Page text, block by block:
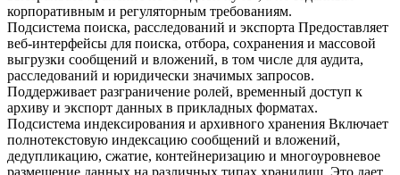
корпоративным и регуляторным требованиям.
Подсистема поиска, расследований и экспорта Предоставляет
веб-интерфейсы для поиска, отбора, сохранения и массовой
выгрузки сообщений и вложений, в том числе для аудита,
расследований и юридически значимых запросов.
Поддерживает разграничение ролей, временный доступ к
архиву и экспорт данных в прикладных форматах.
Подсистема индексирования и архивного хранения Включает
полнотекстовую индексацию сообщений и вложений,
дедупликацию, сжатие, контейнеризацию и многоуровневое